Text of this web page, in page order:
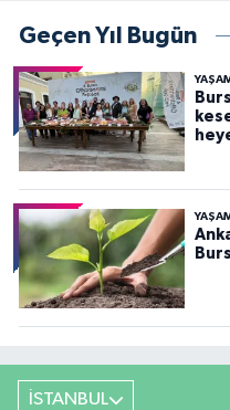
Geçen Yıl Bugün
İSTANBUL